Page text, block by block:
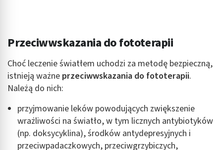
Przeciwwskazania do fototerapii
Choć leczenie światłem uchodzi za metodę bezpieczną,
istnieją ważne przeciwwskazania do fototerapii.
Należą do nich:
przyjmowanie leków powodujących zwiększenie
wrażliwości na światło, w tym licznych antybiotyków
(np. doksycyklina), środków antydepresyjnych i
przeciwpadaczkowych, przeciwgrzybiczych,